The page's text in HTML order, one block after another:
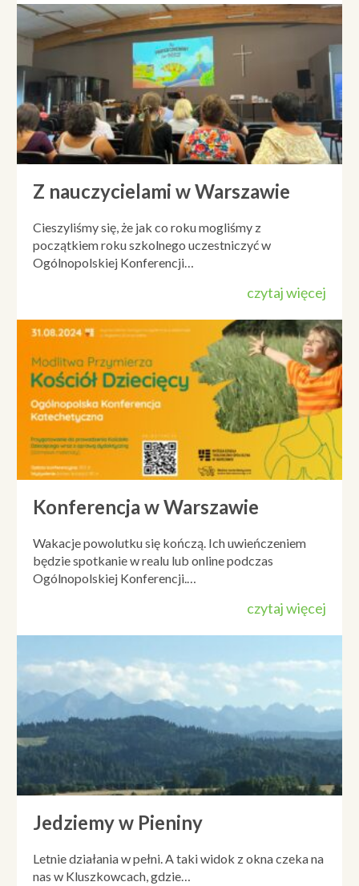
Z nauczycielami w Warszawie
Cieszyliśmy się, że jak co roku mogliśmy z
początkiem roku szkolnego uczestniczyć w
Ogólnopolskiej Konferencji…
czytaj więcej
Konferencja w Warszawie
Wakacje powolutku się kończą. Ich uwieńczeniem
będzie spotkanie w realu lub online podczas
Ogólnopolskiej Konferencji.…
czytaj więcej
Jedziemy w Pieniny
Letnie działania w pełni. A taki widok z okna czeka na
nas w Kluszkowcach, gdzie…